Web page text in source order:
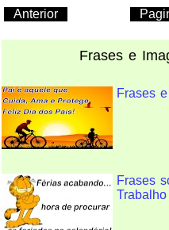
Anterior
Frases e
Frases
Frases
Trabalho